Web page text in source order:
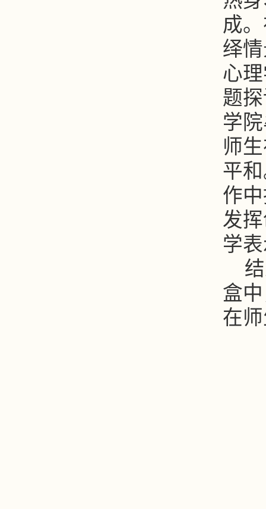
成
绎
心
题
学
师
平
作
发
学
盒
在